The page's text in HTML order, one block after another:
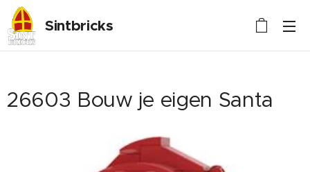
Sintbricks
26603 Bouw je eigen Santa